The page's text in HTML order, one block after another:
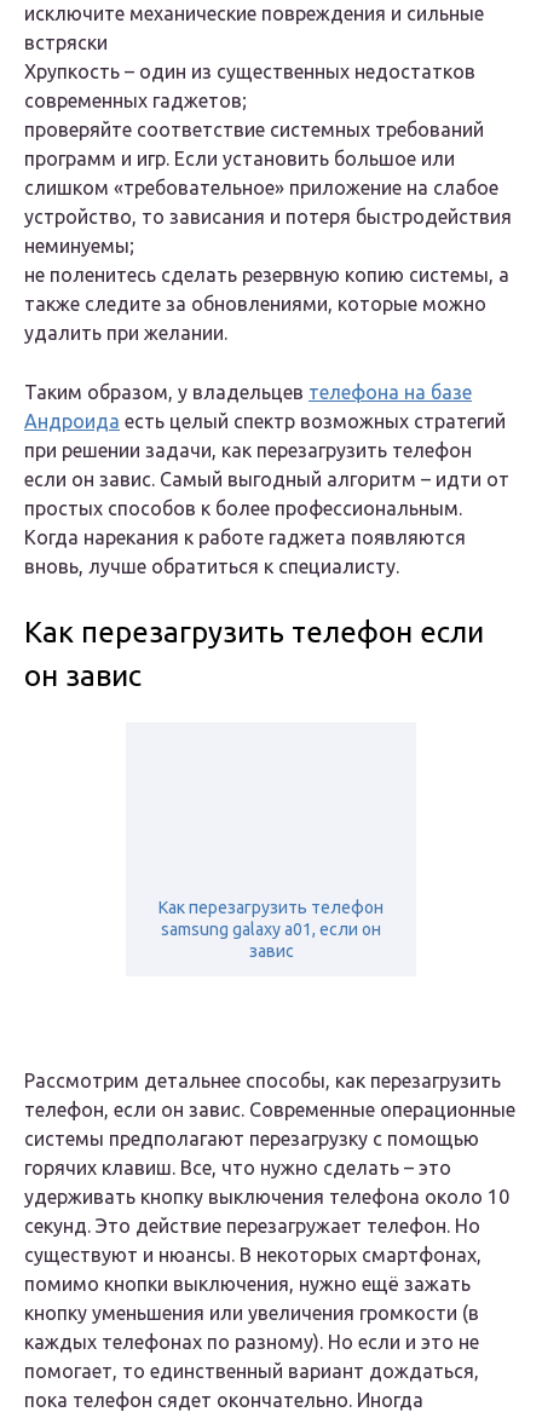
исключите механические повреждения и сильные
встряски
Хрупкость – один из существенных недостатков
современных гаджетов;
проверяйте соответствие системных требований
программ и игр. Если установить большое или
слишком «требовательное» приложение на слабое
устройство, то зависания и потеря быстродействия
неминуемы;
не поленитесь сделать резервную копию системы, а
также следите за обновлениями, которые можно
удалить при желании.
Таким образом, у владельцев телефона на базе
Андроида есть целый спектр возможных стратегий
при решении задачи, как перезагрузить телефон
если он завис. Самый выгодный алгоритм – идти от
простых способов к более профессиональным.
Когда нарекания к работе гаджета появляются
вновь, лучше обратиться к специалисту.
Как перезагрузить телефон если
он завис
Как перезагрузить телефон
samsung galaxy a01, если он
завис
Рассмотрим детальнее способы, как перезагрузить
телефон, если он завис. Современные операционные
системы предполагают перезагрузку с помощью
горячих клавиш. Все, что нужно сделать – это
удерживать кнопку выключения телефона около 10
секунд. Это действие перезагружает телефон. Но
существуют и нюансы. В некоторых смартфонах,
помимо кнопки выключения, нужно ещё зажать
кнопку уменьшения или увеличения громкости (в
каждых телефонах по разному). Но если и это не
помогает, то единственный вариант дождаться,
пока телефон сядет окончательно. Иногда